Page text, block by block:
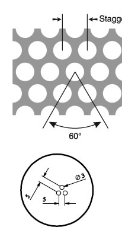
な
さ
い
PRIVACY
POLICY